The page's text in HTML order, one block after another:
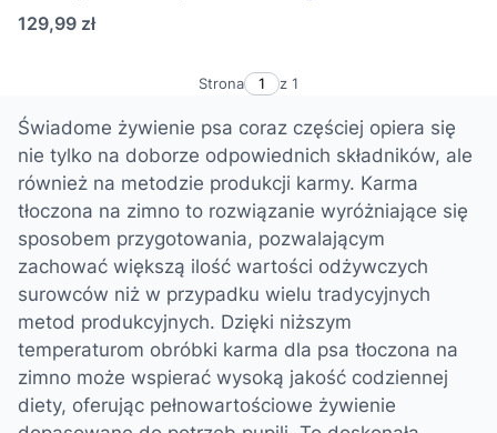
Cena
129,99 zł
Strona z 1
Świadome żywienie psa coraz częściej opiera się
nie tylko na doborze odpowiednich składników, ale
również na metodzie produkcji karmy. Karma
tłoczona na zimno to rozwiązanie wyróżniające się
sposobem przygotowania, pozwalającym
zachować większą ilość wartości odżywczych
surowców niż w przypadku wielu tradycyjnych
metod produkcyjnych. Dzięki niższym
temperaturom obróbki karma dla psa tłoczona na
zimno może wspierać wysoką jakość codziennej
diety, oferując pełnowartościowe żywienie